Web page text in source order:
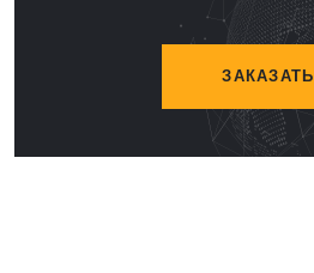
ЗАКАЗАТЬ